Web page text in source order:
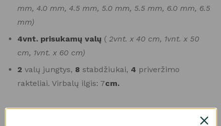
mm, 4.0 mm, 4.5 mm, 5.0 mm, 5.5 mm, 6.0 mm, 6.5
mm)
4vnt. prisukamų valų ( 2vnt. x 40 cm, 1vnt. x 50
cm, 1vnt. x 60 cm)
2 valų jungtys, 8 stabdžiukai, 4 priveržimo
rakteliai. Virbalų ilgis: 7cm.